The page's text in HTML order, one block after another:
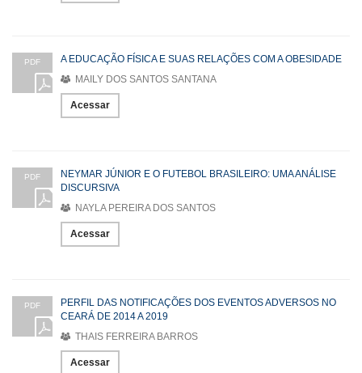
PDF
A EDUCAÇÃO FÍSICA E SUAS RELAÇÕES COM A OBESIDADE
MAILY DOS SANTOS SANTANA
Acessar
PDF
NEYMAR JÚNIOR E O FUTEBOL BRASILEIRO: UMA ANÁLISE
DISCURSIVA
NAYLA PEREIRA DOS SANTOS
Acessar
PDF
PERFIL DAS NOTIFICAÇÕES DOS EVENTOS ADVERSOS NO
CEARÁ DE 2014 A 2019
THAIS FERREIRA BARROS
Acessar